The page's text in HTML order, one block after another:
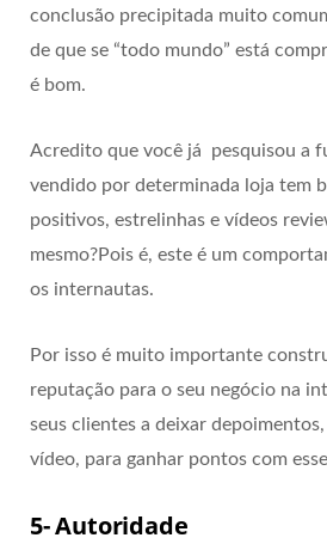
conclusão precipitada muito
de que se “todo mundo” está
é bom.
Acredito que você já pesquisou a
vendido por determinada loja tem
positivos, estrelinhas e vídeos
mesmo?Pois é, este é um
os internautas.
Por isso é muito importante
reputação para o seu negócio na
seus clientes a deixar
vídeo, para ganhar pontos com
5- Autoridade